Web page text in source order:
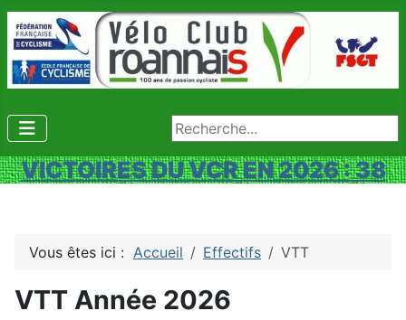
Rechercher
VICTOIRES DU VCR EN 2026 : 38
Vous êtes ici : Accueil Effectifs VTT
VTT Année 2026